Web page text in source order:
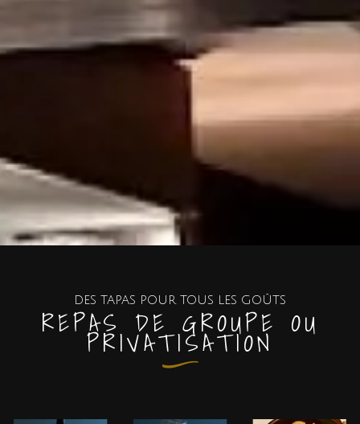
DES TAPAS POUR TOUS LES GOÛTS
REPAS DE GROUPE OU
PRIVATISATION